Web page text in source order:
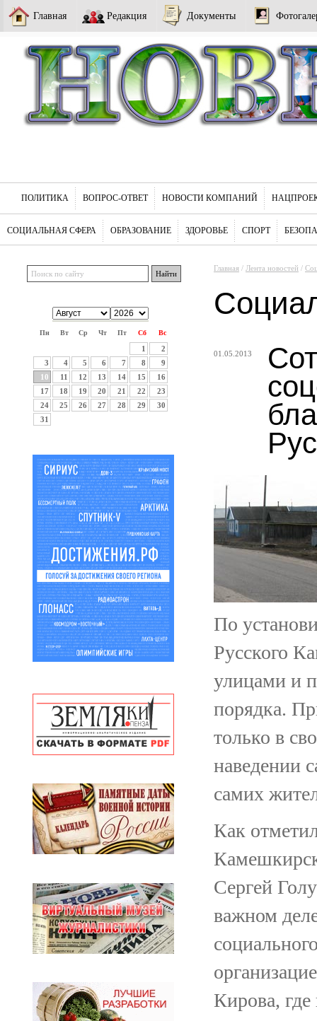
Главная Редакция Документы
ПОЛИТИКА ВОПРОС-ОТВЕТ НОВОСТИ КОМПАНИЙ
СОЦИАЛЬНАЯ СФЕРА ОБРАЗОВАНИЕ ЗДОРОВЬЕ СПОРТ
Пн Вт Ср Чт Пт Сб Вс
1
2
3
4 5 6 7 8
9
10
11 12 13 14 15
16
17
18 19 20 21 22
23
24
25 26 27 28 29
30
31
Главная / Лента новостей /
01.05.2013
По
Русского
улицами и
порядка.
только в
наведении
самих
Как
Сергей
важном
Кирова,